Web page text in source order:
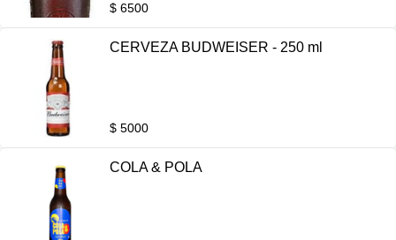
$ 6500
CERVEZA BUDWEISER - 250 ml
$ 5000
COLA & POLA